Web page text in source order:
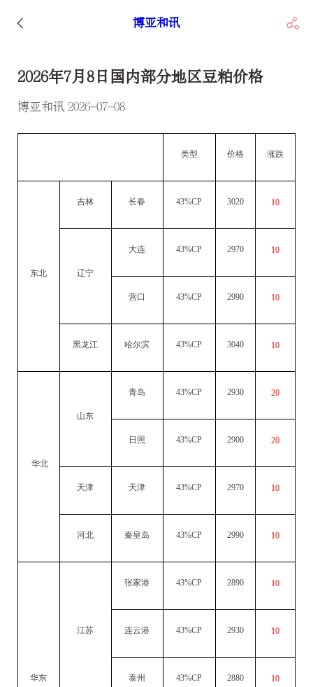
博亚和讯
2026年7月8日国内部分地区豆粕价格
博亚和讯 2026-07-08
类型 价格 涨跌
东北
吉林 长春 43%CP 3020 10
辽宁
大连 43%CP 2970 10
营口 43%CP 2990 10
黑龙江 哈尔滨 43%CP 3040 10
华北
山东
青岛 43%CP 2930 20
日照 43%CP 2900 20
天津 天津 43%CP 2970 10
河北 秦皇岛 43%CP 2990 10
华东
江苏
张家港 43%CP 2890 10
连云港 43%CP 2930 10
泰州 43%CP 2880 10